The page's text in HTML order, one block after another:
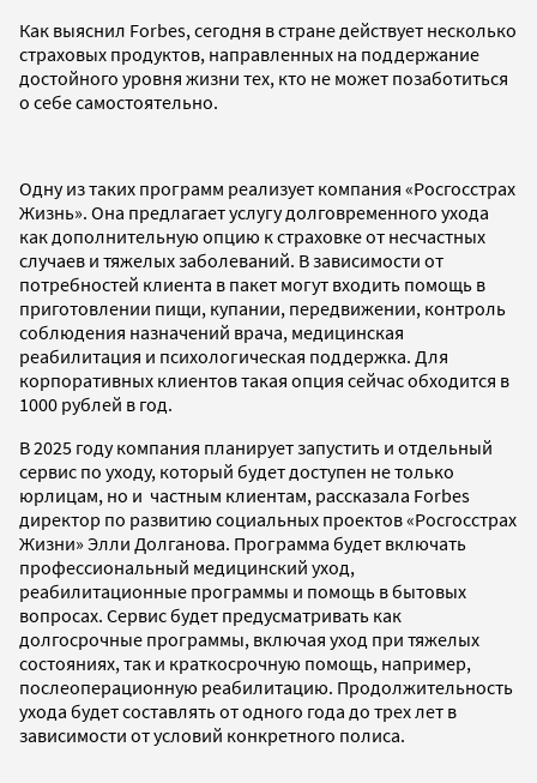
Как выяснил Forbes, сегодня в стране действует несколько
страховых продуктов, направленных на поддержание
достойного уровня жизни тех, кто не может позаботиться
о себе самостоятельно.
Одну из таких программ реализует компания «Росгосстрах
Жизнь». Она предлагает услугу долговременного ухода
как дополнительную опцию к страховке от несчастных
случаев и тяжелых заболеваний. В зависимости от
потребностей клиента в пакет могут входить помощь в
приготовлении пищи, купании, передвижении, контроль
соблюдения назначений врача, медицинская
реабилитация и психологическая поддержка. Для
корпоративных клиентов такая опция сейчас обходится в
1000 рублей в год.
В 2025 году компания планирует запустить и отдельный
сервис по уходу, который будет доступен не только
юрлицам, но и частным клиентам, рассказала Forbes
директор по развитию социальных проектов «Росгосстрах
Жизни» Элли Долганова. Программа будет включать
профессиональный медицинский уход,
реабилитационные программы и помощь в бытовых
вопросах. Сервис будет предусматривать как
долгосрочные программы, включая уход при тяжелых
состояниях, так и краткосрочную помощь, например,
послеоперационную реабилитацию. Продолжительность
ухода будет составлять от одного года до трех лет в
зависимости от условий конкретного полиса.